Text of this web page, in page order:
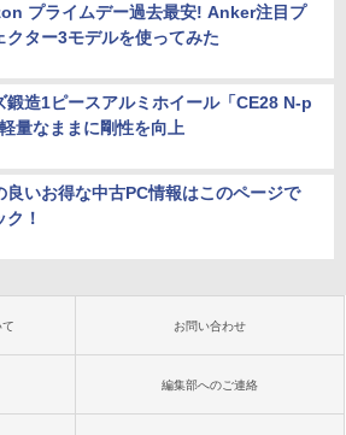
プライムデー過去最安! Anker注目プ
クター3モデルを使ってみた
鍛造1ピースアルミホイール「CE28 N-p
量なままに剛性を向上
良いお得な中古PC情報はこのページで
ク！
お問い合わせ
編集部へのご連絡